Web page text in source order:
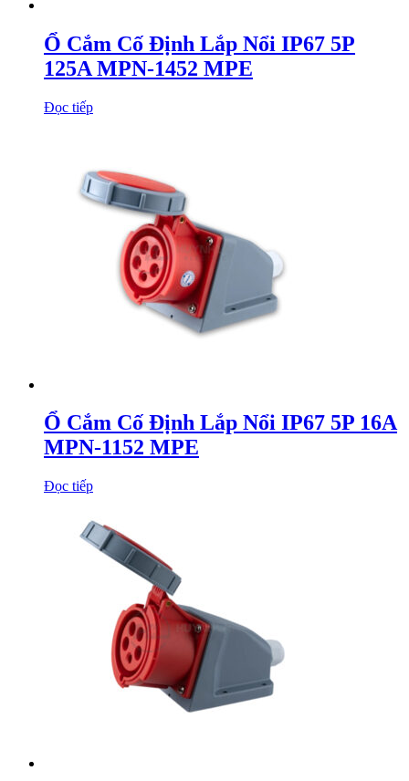
Ổ Cắm Cố Định Lắp Nổi IP67 5P
125A MPN-1452 MPE
Đọc tiếp
Ổ Cắm Cố Định Lắp Nổi IP67 5P 16A
MPN-1152 MPE
Đọc tiếp